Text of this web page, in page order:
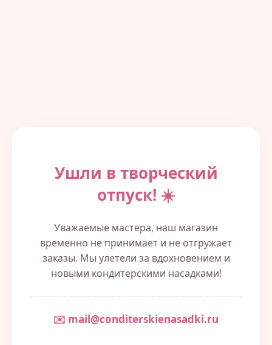
Ушли в творческий
отпуск! ☀️
Уважаемые мастера, наш магазин
временно не принимает и не отгружает
заказы. Мы улетели за вдохновением и
новыми кондитерскими насадками!
✉️ mail@conditerskienasadki.ru